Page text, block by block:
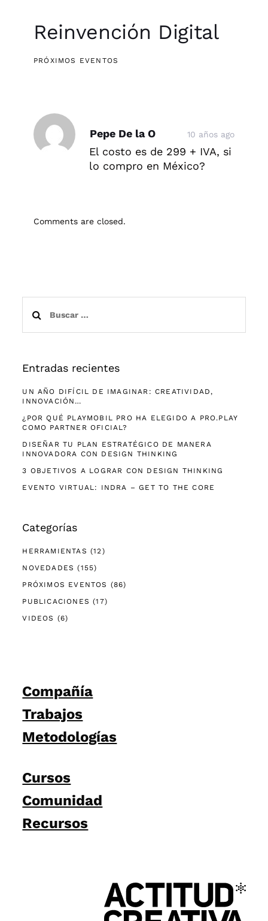
Reinvención Digital
PRÓXIMOS EVENTOS
Post
comment
Pepe De la O 10 años ago
El costo es de 299 + IVA, si
lo compro en México?
Comments are closed.
Entradas recientes
UN AÑO DIFÍCIL DE IMAGINAR: CREATIVIDAD,
INNOVACIÓN…
¿POR QUÉ PLAYMOBIL PRO HA ELEGIDO A PRO.PLAY
COMO PARTNER OFICIAL?
DISEÑAR TU PLAN ESTRATÉGICO DE MANERA
INNOVADORA CON DESIGN THINKING
3 OBJETIVOS A LOGRAR CON DESIGN THINKING
EVENTO VIRTUAL: INDRA – GET TO THE CORE
Categorías
HERRAMIENTAS (12)
NOVEDADES (155)
PRÓXIMOS EVENTOS (86)
PUBLICACIONES (17)
VIDEOS (6)
Compañía
Trabajos
Metodologías
Cursos
Comunidad
Recursos